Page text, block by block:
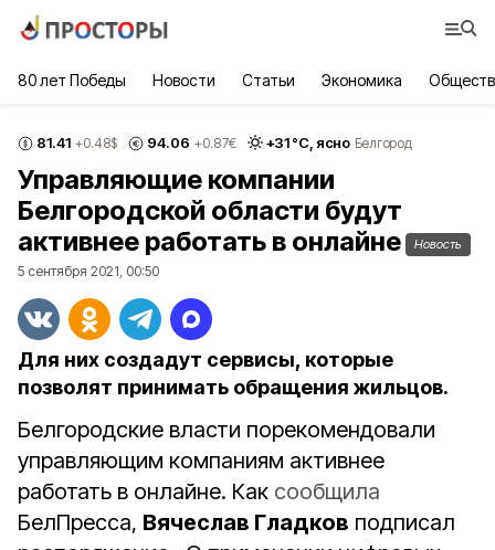
80 лет Победы Новости Статьи Экономика
81.41 +0.48$ 94.06 +0.87€ +31°С, ясно Белгород
Управляющие компании
Белгородской области будут
активнее работать в онлайне
Новость
5 сентября 2021, 00:50
Для них создадут сервисы, которые
позволят принимать обращения жильцов.
Белгородские власти порекомендовали
управляющим компаниям активнее
работать в онлайне. Как сообщила
БелПресса, Вячеслав Гладков подписал